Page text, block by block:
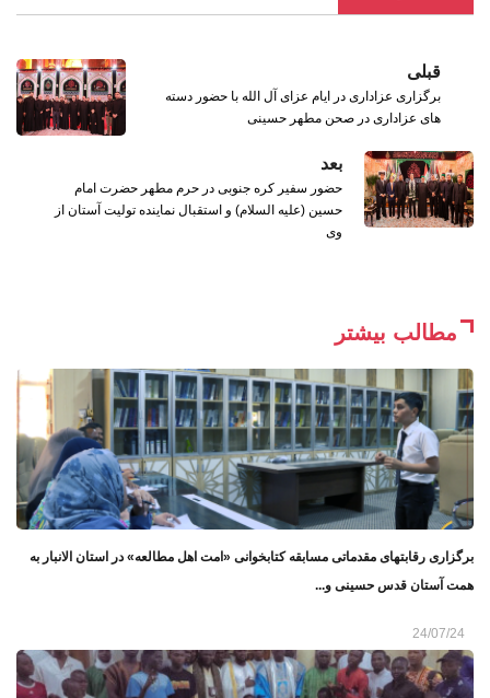
قبلی
برگزاری عزاداری در ایام عزای آل الله با حضور دسته
های عزاداری در صحن مطهر حسینی
بعد
حضور سفیر کره جنوبی در حرم مطهر حضرت امام
حسین (علیه السلام) و استقبال نماینده تولیت آستان از
وی
مطالب بیشتر
برگزاری رقابتهای مقدماتی مسابقه کتابخوانی «امت اهل مطالعه» در استان الانبار به
همت آستان قدس حسینی و...
24/07/24